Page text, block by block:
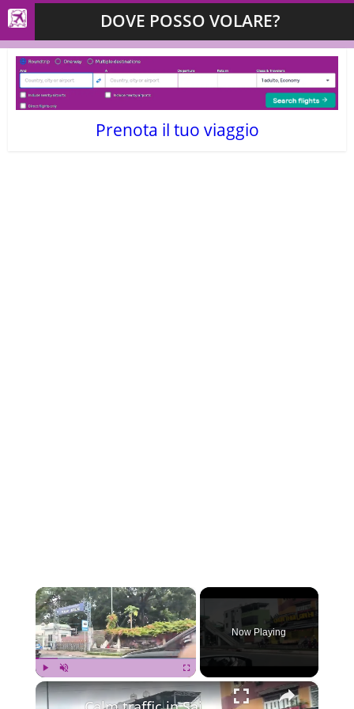
DOVE POSSO VOLARE?
Prenota il tuo viaggio
×
Play Unmute Fullscreen
Now Playing
×